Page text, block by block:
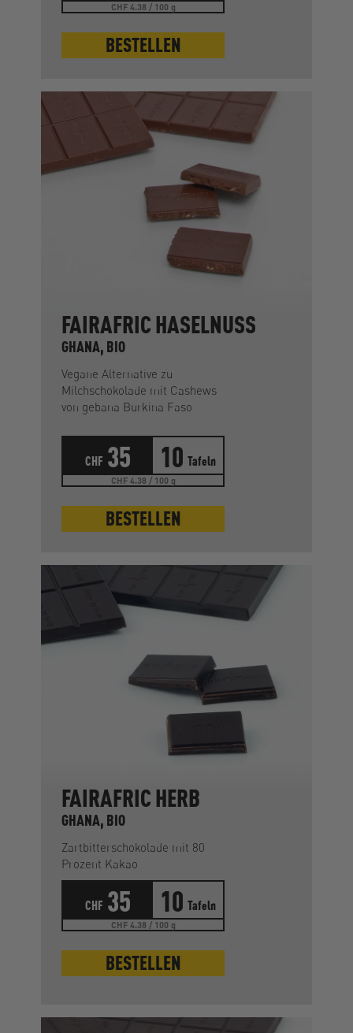
CHF 4.38 / 100 g
BESTELLEN
FAIRAFRIC HASELNUSS
GHANA, BIO
Vegane Alternative zu
Milchschokolade mit Cashews
von gebana Burkina Faso
CHF 35 10 Tafeln
CHF 4.38 / 100 g
BESTELLEN
FAIRAFRIC HERB
GHANA, BIO
Zartbitterschokolade mit 80
Prozent Kakao
CHF 35 10 Tafeln
CHF 4.38 / 100 g
BESTELLEN